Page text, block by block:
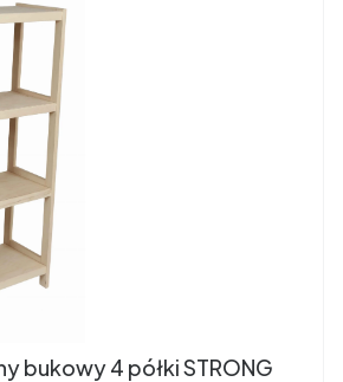
bukowy 4 półki STRONG